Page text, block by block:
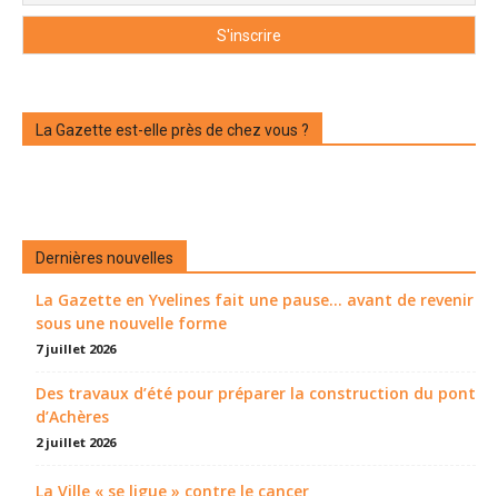
La Gazette est-elle près de chez vous ?
Dernières nouvelles
La Gazette en Yvelines fait une pause... avant de revenir
sous une nouvelle forme
7 juillet 2026
Des travaux d’été pour préparer la construction du pont
d’Achères
2 juillet 2026
La Ville « se ligue » contre le cancer